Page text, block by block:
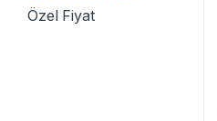
Özel Fiyat